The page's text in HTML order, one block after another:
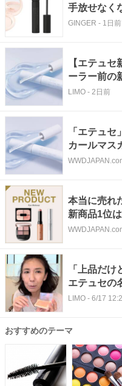
手放せなく
GINGER - 1日前
【エテュ
ーラー前の
ート」が
LIMO - 2日前
「エテュ
カールマス
イリング
本当に売れ
新商品1位
セ」「ケイ
「上品だ
エテュセの
→「血色感
LIMO - 6/17
おすすめのテーマ